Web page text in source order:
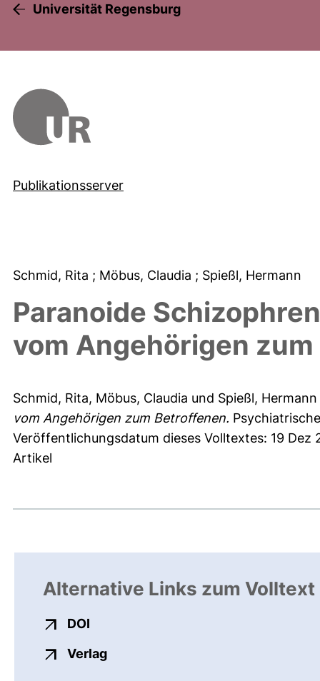
Universität Regensburg
Publikationsserver
Schmid, Rita ; Möbus, Claudia ; Spießl, Hermann
Paranoide
vom Angehörigen
Schmid, Rita, Möbus, Claudia und Spießl, Hermann
vom Angehörigen zum Betroffenen.
Veröffentlichungsdatum dieses Volltextes: 19 Dez
Artikel
Alternative Links zum Volltext
DOI
Verlagexterner Link, öffnet neues